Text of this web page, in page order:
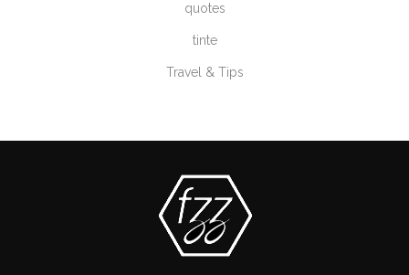
quotes
tinte
Travel & Tips